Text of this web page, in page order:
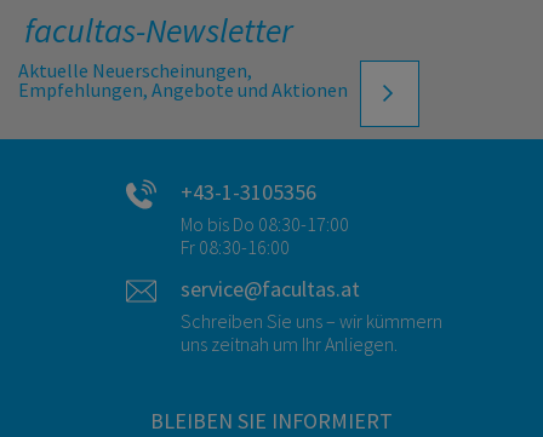
facultas-Newsletter
Aktuelle Neuerscheinungen,
Empfehlungen, Angebote und Aktionen
+43-1-3105356
Mo bis Do 08:30-17:00
Fr 08:30-16:00
service@facultas.at
Schreiben Sie uns – wir kümmern
uns zeitnah um Ihr Anliegen.
BLEIBEN SIE INFORMIERT